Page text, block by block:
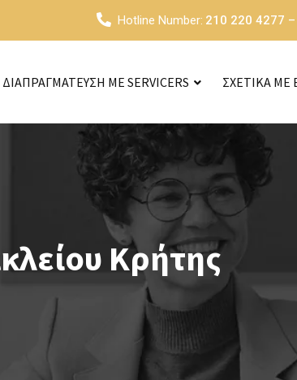
Hotline Number: 210 220 4277
ΔΙΑΠΡΑΓΜΑΤΕΥΣΗ ΜΕ SERVICERS ΣΧΕΤΙΚΑ ΜΕ
Κρήτης